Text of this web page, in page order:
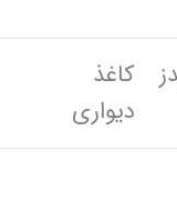
کاغذ
دیواری